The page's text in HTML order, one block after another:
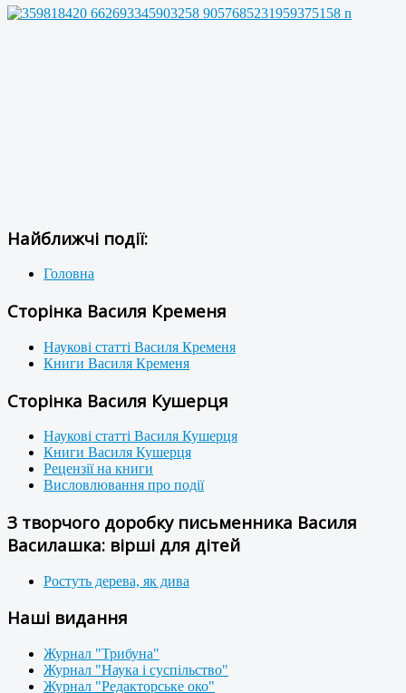
Найближчі події:
Головна
Сторінка Василя Кременя
Наукові статті Василя Кременя
Книги Василя Кременя
Сторінка Василя Кушерця
Наукові статті Василя Кушерця
Книги Василя Кушерця
Рецензії на книги
Висловлювання про події
З творчого доробку письменника Василя
Василашка: вірші для дітей
Ростуть дерева, як дива
Наші видання
Журнал "Трибуна"
Журнал "Наука і суспільство"
Журнал "Редакторське око"